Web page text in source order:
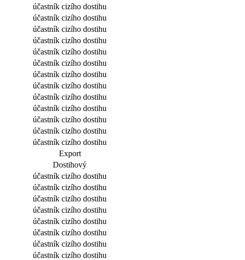
účastník cizího dostihu
účastník cizího dostihu
účastník cizího dostihu
účastník cizího dostihu
účastník cizího dostihu
účastník cizího dostihu
účastník cizího dostihu
účastník cizího dostihu
účastník cizího dostihu
účastník cizího dostihu
účastník cizího dostihu
účastník cizího dostihu
účastník cizího dostihu
Export
Dostihový
účastník cizího dostihu
účastník cizího dostihu
účastník cizího dostihu
účastník cizího dostihu
účastník cizího dostihu
účastník cizího dostihu
účastník cizího dostihu
účastník cizího dostihu